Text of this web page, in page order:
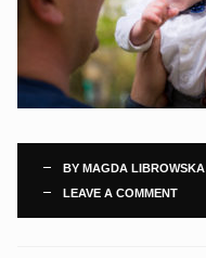
BYMAGDA LIBROWSKA
LEAVE A COMMENT